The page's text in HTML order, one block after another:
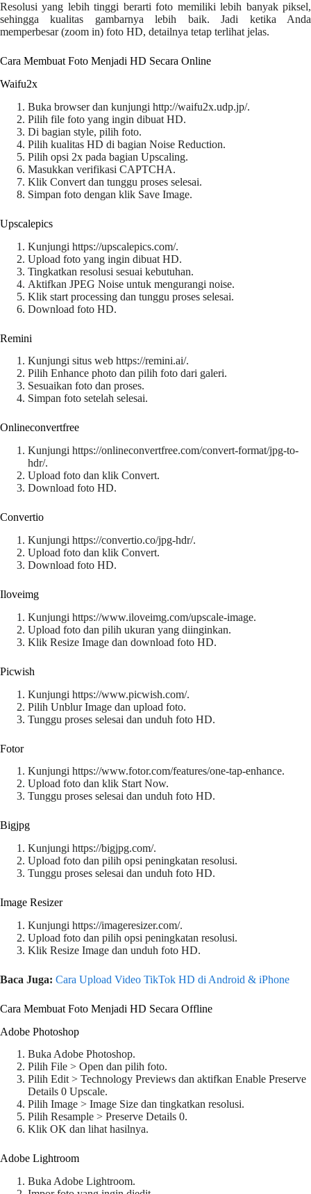
Resolusi yang lebih tinggi berarti foto memiliki lebih banyak piksel,
sehingga kualitas gambarnya lebih baik. Jadi ketika Anda
memperbesar (zoom in) foto HD, detailnya tetap terlihat jelas.
Cara Membuat Foto Menjadi HD Secara Online
Waifu2x
Buka browser dan kunjungi http://waifu2x.udp.jp/.
Pilih file foto yang ingin dibuat HD.
Di bagian style, pilih foto.
Pilih kualitas HD di bagian Noise Reduction.
Pilih opsi 2x pada bagian Upscaling.
Masukkan verifikasi CAPTCHA.
Klik Convert dan tunggu proses selesai.
Simpan foto dengan klik Save Image.
Upscalepics
Kunjungi https://upscalepics.com/.
Upload foto yang ingin dibuat HD.
Tingkatkan resolusi sesuai kebutuhan.
Aktifkan JPEG Noise untuk mengurangi noise.
Klik start processing dan tunggu proses selesai.
Download foto HD.
Remini
Kunjungi situs web https://remini.ai/.
Pilih Enhance photo dan pilih foto dari galeri.
Sesuaikan foto dan proses.
Simpan foto setelah selesai.
Onlineconvertfree
Kunjungi https://onlineconvertfree.com/convert-format/jpg-to-
hdr/.
Upload foto dan klik Convert.
Download foto HD.
Convertio
Kunjungi https://convertio.co/jpg-hdr/.
Upload foto dan klik Convert.
Download foto HD.
Iloveimg
Kunjungi https://www.iloveimg.com/upscale-image.
Upload foto dan pilih ukuran yang diinginkan.
Klik Resize Image dan download foto HD.
Picwish
Kunjungi https://www.picwish.com/.
Pilih Unblur Image dan upload foto.
Tunggu proses selesai dan unduh foto HD.
Fotor
Kunjungi https://www.fotor.com/features/one-tap-enhance.
Upload foto dan klik Start Now.
Tunggu proses selesai dan unduh foto HD.
Bigjpg
Kunjungi https://bigjpg.com/.
Upload foto dan pilih opsi peningkatan resolusi.
Tunggu proses selesai dan unduh foto HD.
Image Resizer
Kunjungi https://imageresizer.com/.
Upload foto dan pilih opsi peningkatan resolusi.
Klik Resize Image dan unduh foto HD.
Baca Juga: Cara Upload Video TikTok HD di Android & iPhone
Cara Membuat Foto Menjadi HD Secara Offline
Adobe Photoshop
Buka Adobe Photoshop.
Pilih File > Open dan pilih foto.
Pilih Edit > Technology Previews dan aktifkan Enable Preserve
Details 0 Upscale.
Pilih Image > Image Size dan tingkatkan resolusi.
Pilih Resample > Preserve Details 0.
Klik OK dan lihat hasilnya.
Adobe Lightroom
Buka Adobe Lightroom.